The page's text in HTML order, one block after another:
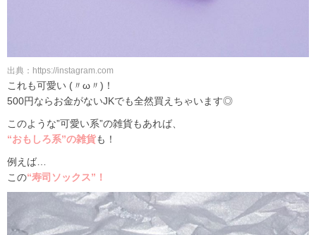
出典：https://instagram.com
これも可愛い (〃ω〃)！
500円ならお金がないJKでも全然買えちゃいます◎
このような”可愛い系”の雑貨もあれば、
“おもしろ系”の雑貨も！
例えば…
この“寿司ソックス”！